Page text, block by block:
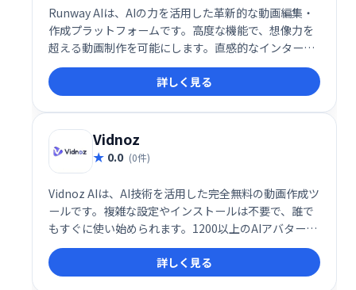
Runway AIは、AIの力を活用した革新的な動画編集・
作成プラットフォームです。高度な機能で、想像力を
超える動画制作を可能にします。直感的なインターフ
ェースで、プロフェッショナルから初心者まで、創造
性を自由に表現できます。動画編集や制作の効率化、
新たな表現方法の開拓に最適です。
詳しく見る
Vidnoz
0.0 (0件)
Vidnoz AIは、AI技術を活用した完全無料の動画作成ツ
ールです。複雑な設定やインストールは不要で、誰で
もすぐに使い始められます。1200以上のAIアバター、
1240以上のリアルなAI音声、2800以上のテンプレー
トを活用して、わずか1分でプロ品質の動画を作成可
能です。
詳しく見る